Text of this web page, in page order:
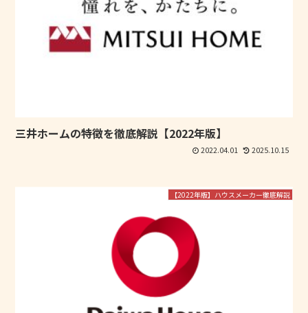
三井ホームの特徴を徹底解説【2022年版】
2022.04.01 2025.10.15
【2022年版】ハウスメーカー徹底解説